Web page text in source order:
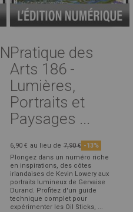
Pratique des
Arts 186 -
Lumières,
Portraits et
Paysages ...
6,90 € au lieu de 7,90 € -13%
Plongez dans un numéro riche
en inspirations, des côtes
irlandaises de Kevin Lowery aux
portraits lumineux de Gervaise
Durand. Profitez d'un guide
technique complet pour
expérimenter les Oil Sticks, ...